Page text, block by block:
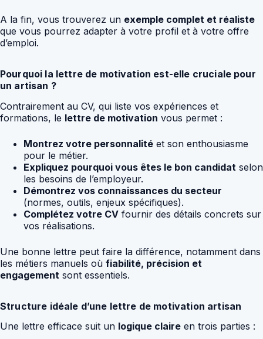
A la fin, vous trouverez un exemple complet et réaliste
que vous pourrez adapter à votre profil et à votre offre
d’emploi.
Pourquoi la lettre de motivation est-elle cruciale pour
un artisan ?
Contrairement au CV, qui liste vos expériences et
formations, le lettre de motivation vous permet :
Montrez votre personnalité et son enthousiasme
pour le métier.
Expliquez pourquoi vous êtes le bon candidat selon
les besoins de l’employeur.
Démontrez vos connaissances du secteur
(normes, outils, enjeux spécifiques).
Complétez votre CV fournir des détails concrets sur
vos réalisations.
Une bonne lettre peut faire la différence, notamment dans
les métiers manuels où fiabilité, précision et
engagement sont essentiels.
Structure idéale d’une lettre de motivation artisan
Une lettre efficace suit un logique claire en trois parties :